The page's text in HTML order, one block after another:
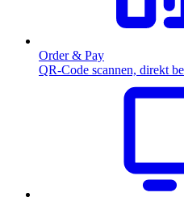
Order & Pay
QR-Code scannen, direkt